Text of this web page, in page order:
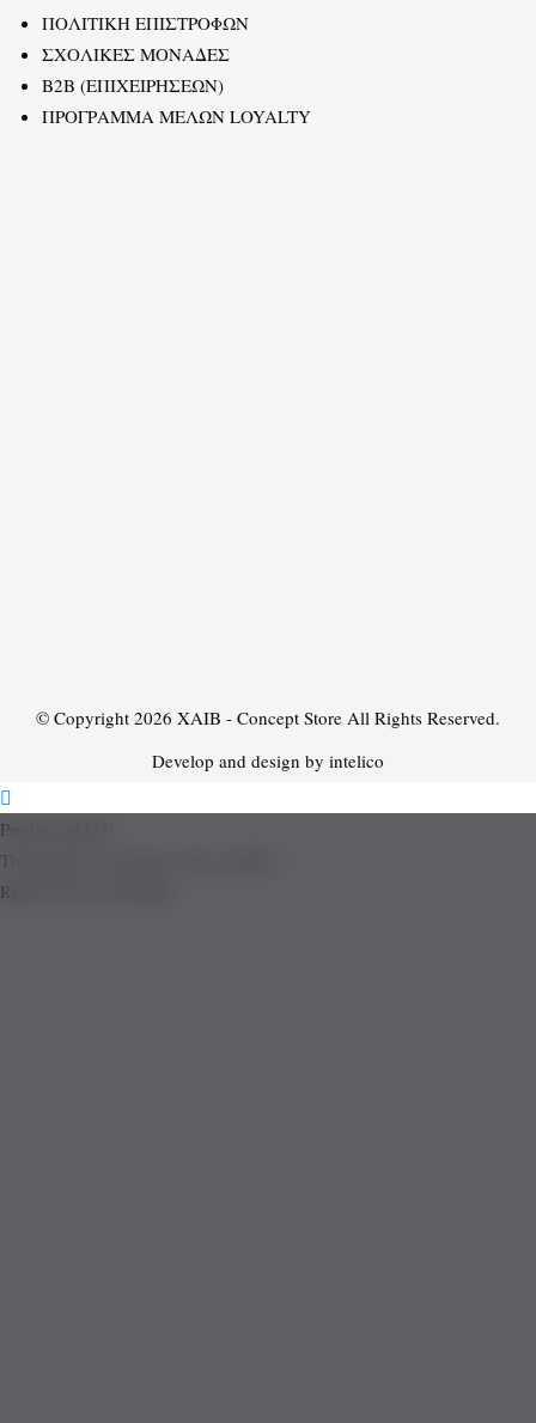
ΠΟΛΙΤΙΚΗ ΕΠΙΣΤΡΟΦΩΝ
ΣΧΟΛΙΚΕΣ ΜΟΝΑΔΕΣ
B2B (ΕΠΙΧΕΙΡΗΣΕΩΝ)
ΠΡΟΓΡΑΜΜΑ ΜΕΛΩΝ LOYALTY
© Copyright 2026 XAIB - Concept Store All Rights Reserved.
Develop and design by intelico
Product added!
The product is already in the wishlist!
Removed from Wishlist